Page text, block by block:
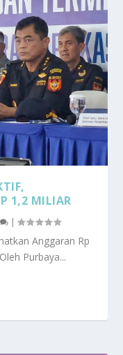
1,2 MILIAR
|
Anggaran Rp
Purbaya...